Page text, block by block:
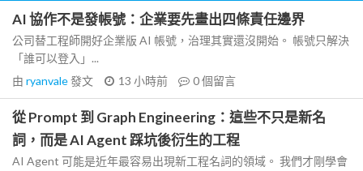
AI 協作不是發帳號：企業要先畫出四條責任邊界
公司替工程師開好企業版 AI 帳號，治理其實還沒開始。 帳號只解決
「誰可以登入」...
由 ryanvale發文 13 小時前 0個留言
從 Prompt 到 Graph Engineering：這些不只是新名
詞，而是 AI Agent 踩坑後衍生的工程
AI Agent 可能是近年最容易出現新工程名詞的領域。 我們才剛學會